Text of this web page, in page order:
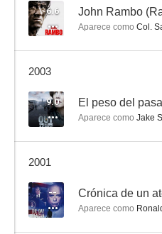
9.0
6.6 John Rambo
Aparece como Col.
2003
9.0 El peso del
Aparece como Jake
2001
-- Crónica de un
Aparece como